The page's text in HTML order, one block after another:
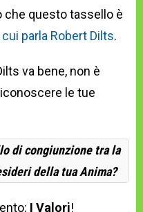
che questo tassello è
parla Robert Dilts.
va bene, non è
le tue
di congiunzione tra la
della tua Anima?
I Valori!